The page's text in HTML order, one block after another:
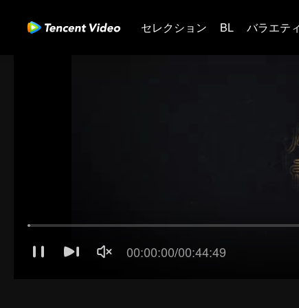
セレクション BL バラエティ